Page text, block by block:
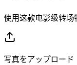
使用这款电影级转场
写真をアップロード